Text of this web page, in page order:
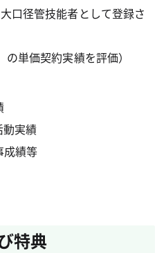
口径管技能者として登録さ
の単価契約実績を評価）
実績
績等
特典